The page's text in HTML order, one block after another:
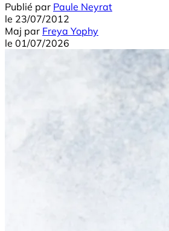
Publié par Paule Neyrat
le 23/07/2012
Maj par Freya Yophy
le 01/07/2026